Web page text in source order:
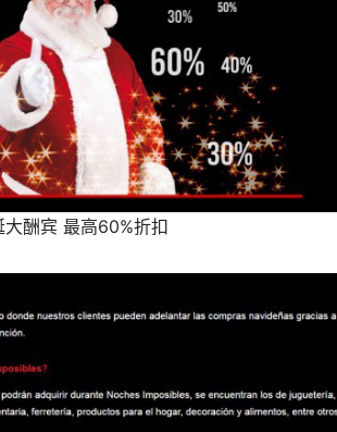
大酬宾 最高60%折扣